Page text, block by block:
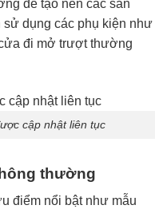
để tạo nên các sản
sử dụng các phụ kiện như
đi mở trượt thường
cập nhật liên tục
thường
điểm nổi bật như mẫu